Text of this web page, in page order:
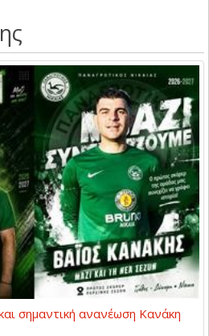
σημαντική ανανέωση Κανάκη